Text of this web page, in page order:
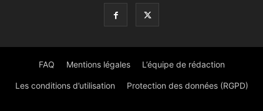
FAQ Mentions légales L’équipe de rédaction
Les conditions d’utilisation Protection des données (RGPD)